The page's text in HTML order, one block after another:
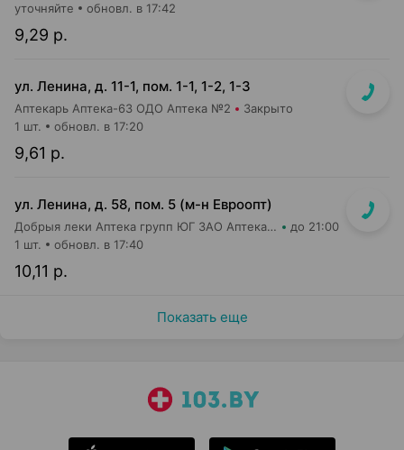
9,29 р.
уточняйте обновл. в 17:42
ул. Ленина, д. 11-1, пом. 1-1, 1-2, 1-3
Аптекарь Аптека-63 ОДО Аптека №2 Закрыто
9,61 р.
1 шт. обновл. в 17:20
ул. Ленина, д. 58, пом. 5 (м-н Евроопт)
Добрыя леки Аптека групп ЮГ ЗАО Аптека №8 до 21:00
10,11 р.
1 шт. обновл. в 17:40
Показать еще